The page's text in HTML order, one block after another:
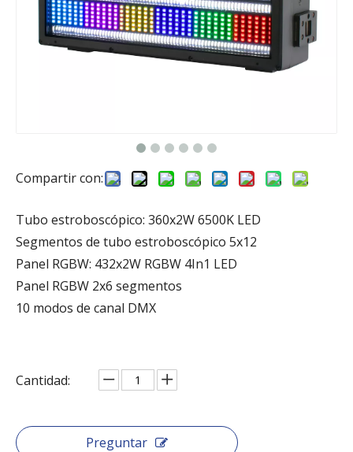
Compartir con:
Tubo estroboscópico: 360x2W 6500K LED
Segmentos de tubo estroboscópico 5x12
Panel RGBW: 432x2W RGBW 4In1 LED
Panel RGBW 2x6 segmentos
10 modos de canal DMX
Cantidad:
Preguntar